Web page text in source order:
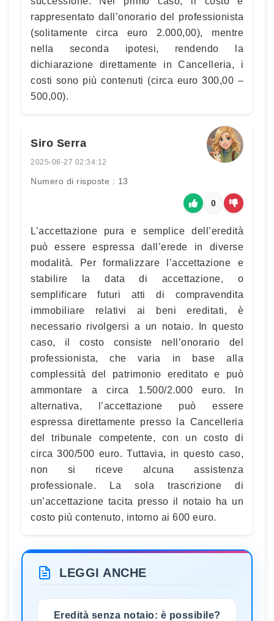
rappresentato dall’onorario del professionista
(solitamente circa euro 2.000,00), mentre
nella seconda ipotesi, rendendo la
dichiarazione direttamente in Cancelleria, i
costi sono più contenuti (circa euro 300,00 –
500,00).
Siro Serra
2025-06-27 02:34:12
Numero di risposte : 13
0
L’accettazione pura e semplice dell’eredità
può essere espressa dall’erede in diverse
modalità. Per formalizzare l’accettazione e
stabilire la data di accettazione, o
semplificare futuri atti di compravendita
immobiliare relativi ai beni ereditati, è
necessario rivolgersi a un notaio. In questo
caso, il costo consiste nell’onorario del
professionista, che varia in base alla
complessità del patrimonio ereditato e può
ammontare a circa 1.500/2.000 euro. In
alternativa, l’accettazione può essere
espressa direttamente presso la Cancelleria
del tribunale competente, con un costo di
circa 300/500 euro. Tuttavia, in questo caso,
non si riceve alcuna assistenza
professionale. La sola trascrizione di
un’accettazione tacita presso il notaio ha un
costo più contenuto, intorno ai 600 euro.
LEGGI ANCHE
Eredità senza notaio: è possibile?